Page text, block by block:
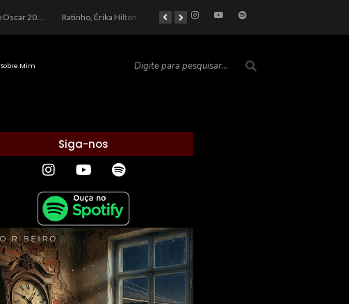
O Brasil no Oscar 2026: Entre a Cota do Politicamente Correto e a Realidade das Telas Ratinho, Érika Hilton e a Farsa Política: Quem Ganha com o Barulho no País de Bobson? As controvérsias que marcam o cenário político e econômico nacional
Sobre Mim
Siga-nos